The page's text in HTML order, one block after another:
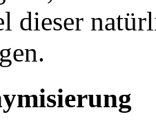
dieser